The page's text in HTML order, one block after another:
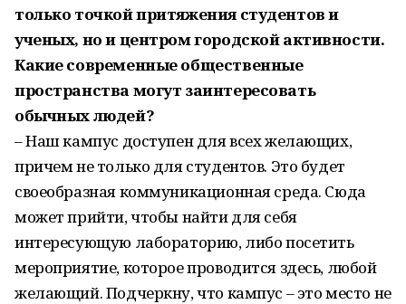
только точкой притяжения студентов и
ученых, но и центром городской активности.
Какие современные общественные
пространства могут заинтересовать
обычных людей?
– Наш кампус доступен для всех желающих,
причем не только для студентов. Это будет
своеобразная коммуникационная среда. Сюда
может прийти, чтобы найти для себя
интересующую лабораторию, либо посетить
мероприятие, которое проводится здесь, любой
желающий. Подчеркну, что кампус – это место не